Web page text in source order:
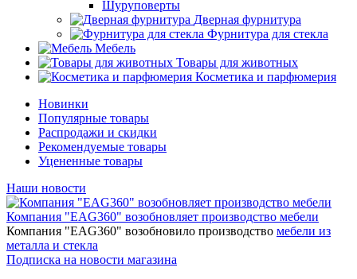
Шуруповерты
Дверная фурнитура
Фурнитура для стекла
Мебель
Товары для животных
Косметика и парфюмерия
Новинки
Популярные товары
Распродажи и скидки
Рекомендуемые товары
Уцененные товары
Наши новости
Компания "EAG360" возобновляет производство мебели
Компания "EAG360" возобновило производство мебели из
металла и стекла
Подписка на новости магазина